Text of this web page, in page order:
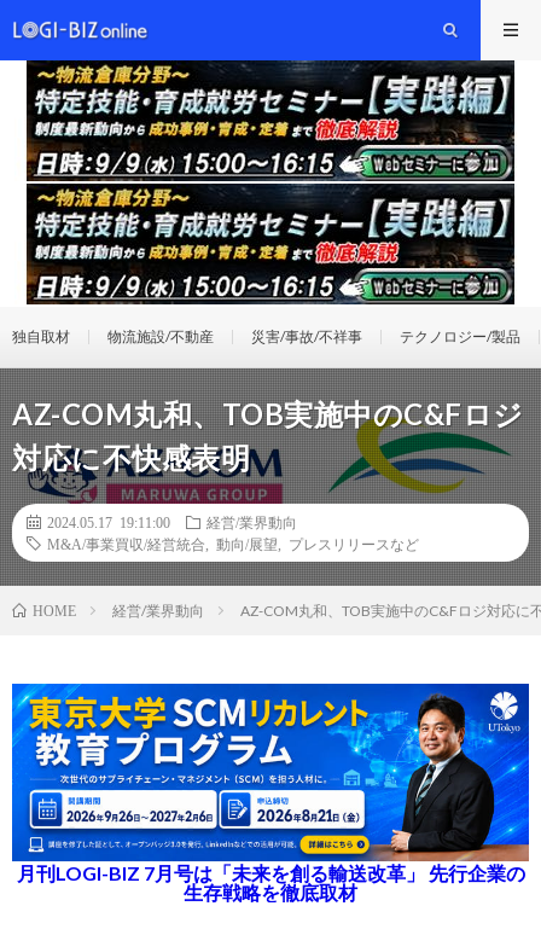
独自取材 物流施設/不動産 災害/事故/不祥事 テクノロジー/製品
AZ-COM丸和、TOB実施中のC&Fロジ
対応に不快感表明
2024.05.17 19:11:00
経営/業界動向
M&A/事業買収/経営統合
動向/展望 プレスリリースなど
HOME 経営/業界動向 AZ-COM丸和、TOB実施中のC&Fロジ対応に
月刊LOGI-BIZ 7月号は「未来を創る輸送改革」 先行企業の
生存戦略を徹底取材